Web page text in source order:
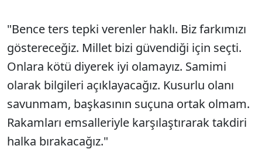
"Bence ters tepki verenler haklı. Biz farkımızı
göstereceğiz. Millet bizi güvendiği için seçti.
Onlara kötü diyerek iyi olamayız. Samimi
olarak bilgileri açıklayacağız. Kusurlu olanı
savunmam, başkasının suçuna ortak olmam.
Rakamları emsalleriyle karşılaştırarak takdiri
halka bırakacağız."